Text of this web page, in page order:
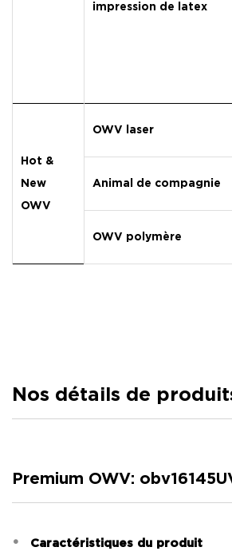
impression de latex
Hot &
New
OWV
OWV laser
Animal de compagnie
OWV polymère
Nos détails de
Premium OWV:
Caractéristiques du produit